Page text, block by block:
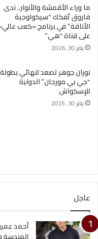
ما وراء الأقمشة والأنوار.. ندى
فاروق تُفكك “سيكولوجية
الأناقة” في برنامج «كعب
على قناة “هي”
يناير 30, 2026
نوران جوهر تصعد لنهائي بطولة
“جي بي مورجان” الدولية
للإسكواش
يناير 30, 2025
عاجل
أحمد
الهندسة